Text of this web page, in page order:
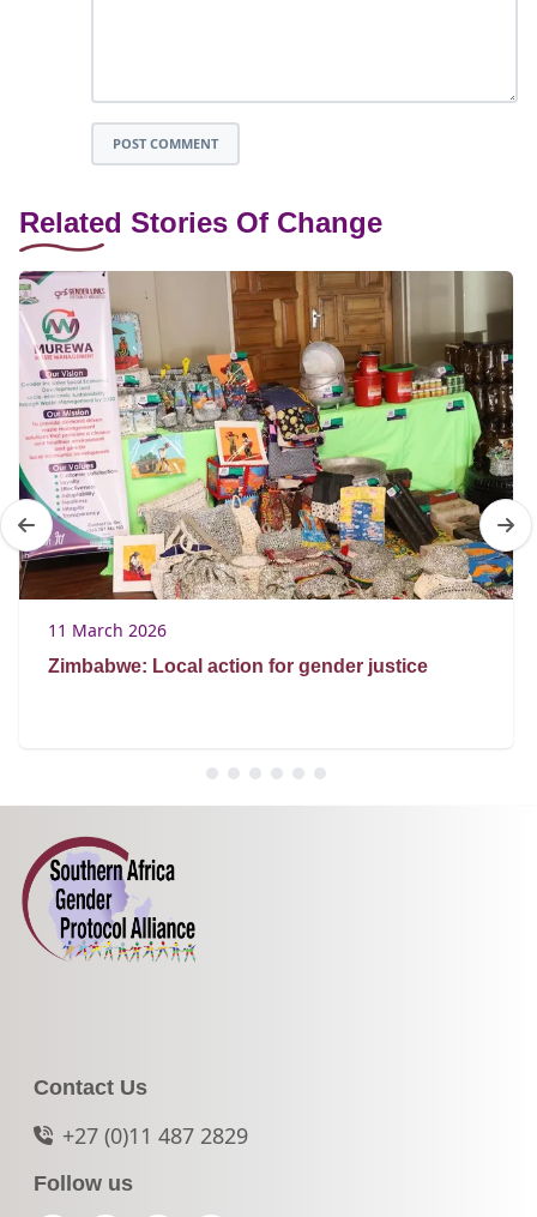
POST COMMENT
Related Stories Of Change
11 March 2026
Zimbabwe: Local action for gender justice
Contact Us
+27 (0)11 487 2829
Follow us